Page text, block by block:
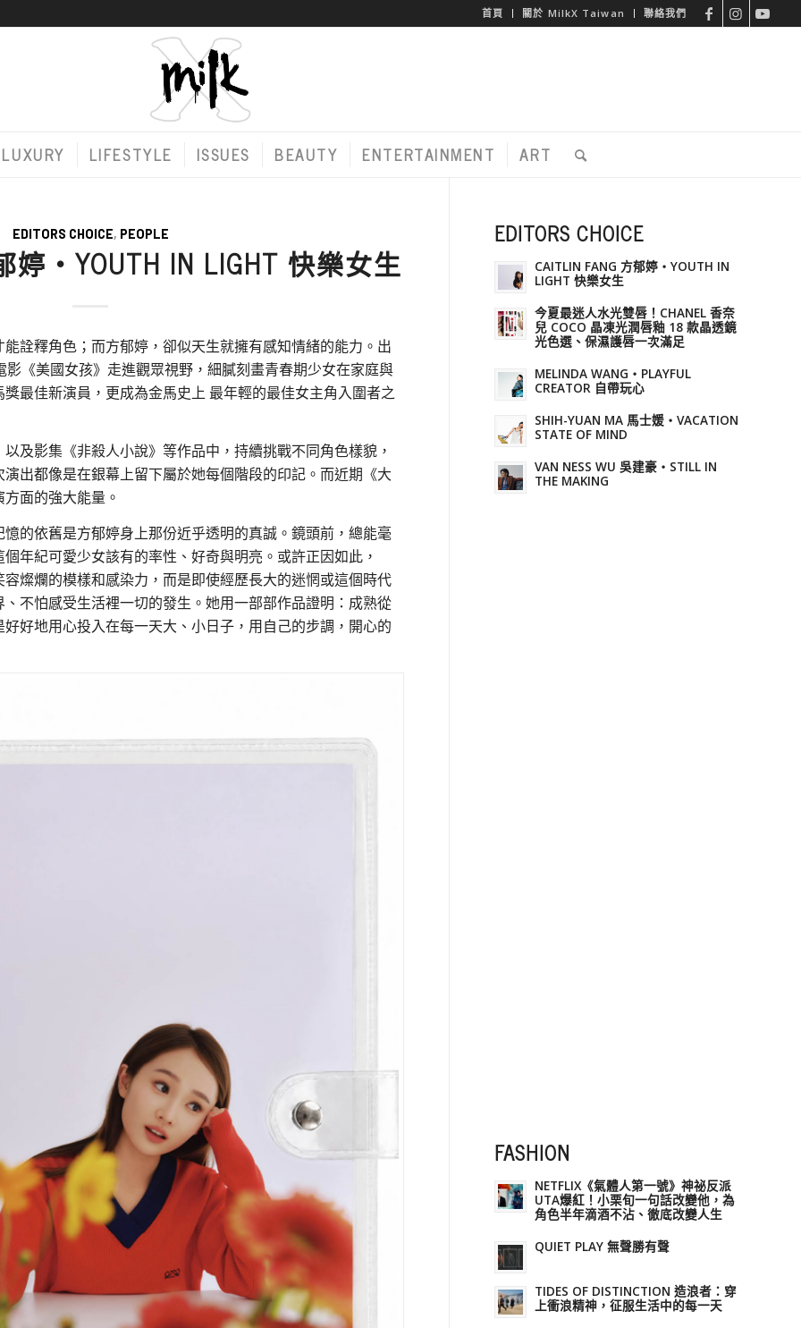
首頁 關於 MilkX Taiwan 聯絡我們
LUXURY LIFESTYLE ISSUES BEAUTY ENTERTAINMENT ART
EDITORS CHOICE, PEOPLE
婷・YOUTH IN LIGHT 快樂女生
詮釋角色；而方郁婷，卻似天生就擁有感知情緒的能力。出
《美國女孩》走進觀眾視野，細膩刻畫青春期少女在家庭與
最佳新演員，更成為金馬史上 最年輕的最佳女主角入圍者之
及影集《非殺人小說》等作品中，持續挑戰不同角色樣貌，
出都像是在銀幕上留下屬於她每個階段的印記。而近期《大
面的強大能量。
的依舊是方郁婷身上那份近乎透明的真誠。鏡頭前，總能毫
年紀可愛少女該有的率性、好奇與明亮。或許正因如此，
燦爛的模樣和感染力，而是即使經歷長大的迷惘或這個時代
不怕感受生活裡一切的發生。她用一部部作品證明：成熟從
好地用心投入在每一天大、小日子，用自己的步調，開心的
EDITORS CHOICE
CAITLIN FANG 方郁婷・YOUTH IN
LIGHT 快樂女生
今夏最迷人水光雙唇！CHANEL 香奈
兒 COCO 晶凍光潤唇釉 18 款晶透鏡
光色選、保濕護唇一次滿足
MELINDA WANG・PLAYFUL
CREATOR 自帶玩心
SHIH-YUAN MA 馬士媛・VACATION
STATE OF MIND
VAN NESS WU 吳建豪・STILL IN
THE MAKING
FASHION
NETFLIX《氣體人第一號》神祕反派
UTA爆紅！小栗旬一句話改變他，為
角色半年滴酒不沾、徹底改變人生
QUIET PLAY 無聲勝有聲
TIDES OF DISTINCTION 造浪者：穿
上衝浪精神，征服生活中的每一天